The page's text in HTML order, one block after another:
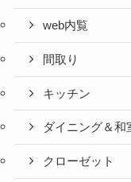
web内覧
間取り
キッチン
ダイニング＆和
クローゼット